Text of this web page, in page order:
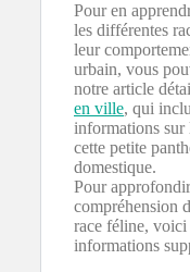
Pour en
les différentes
leur
urbain, vous
notre article
en ville, qui
informations sur
cette petite
domestique.
Pour
compréhension
race féline, voici
informations